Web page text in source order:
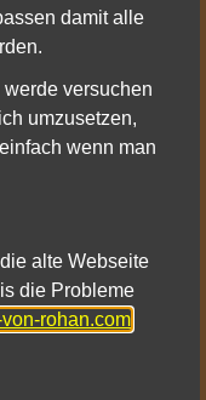
85. Diese
/
Und sind
Zur
unten.
aber keiner
Sag
damit alle
werde versuchen
umzusetzen,
wenn man
alte Webseite
die Probleme
rohan.com